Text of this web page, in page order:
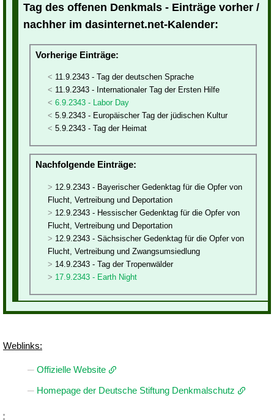
Tag des offenen Denkmals - Einträge vorher /
nachher im dasinternet.net-Kalender:
Vorherige Einträge:
11.9.2343 - Tag der deutschen Sprache
11.9.2343 - Internationaler Tag der Ersten Hilfe
6.9.2343 - Labor Day
5.9.2343 - Europäischer Tag der jüdischen Kultur
5.9.2343 - Tag der Heimat
Nachfolgende Einträge:
12.9.2343 - Bayerischer Gedenktag für die Opfer von
Flucht, Vertreibung und Deportation
12.9.2343 - Hessischer Gedenktag für die Opfer von
Flucht, Vertreibung und Deportation
12.9.2343 - Sächsischer Gedenktag für die Opfer von
Flucht, Vertreibung und Zwangsumsiedlung
14.9.2343 - Tag der Tropenwälder
17.9.2343 - Earth Night
Weblinks:
Offizielle Website
Homepage der Deutsche Stiftung Denkmalschutz